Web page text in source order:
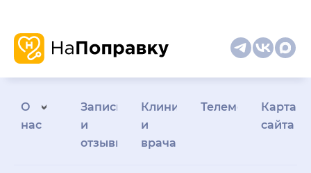
О
нас
Запись
и
отзывы
Клиникам
и
врачам
Телемедицина
Карта
сайта